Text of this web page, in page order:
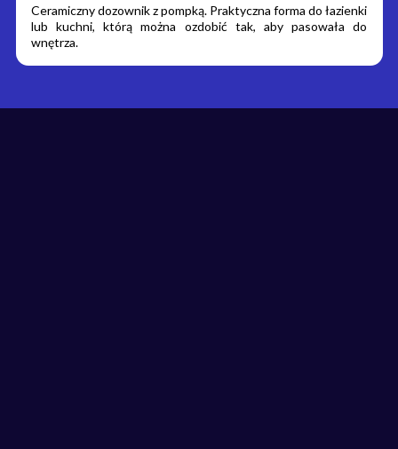
Ceramiczny dozownik z pompką. Praktyczna forma do łazienki
lub kuchni, którą można ozdobić tak, aby pasowała do
wnętrza.